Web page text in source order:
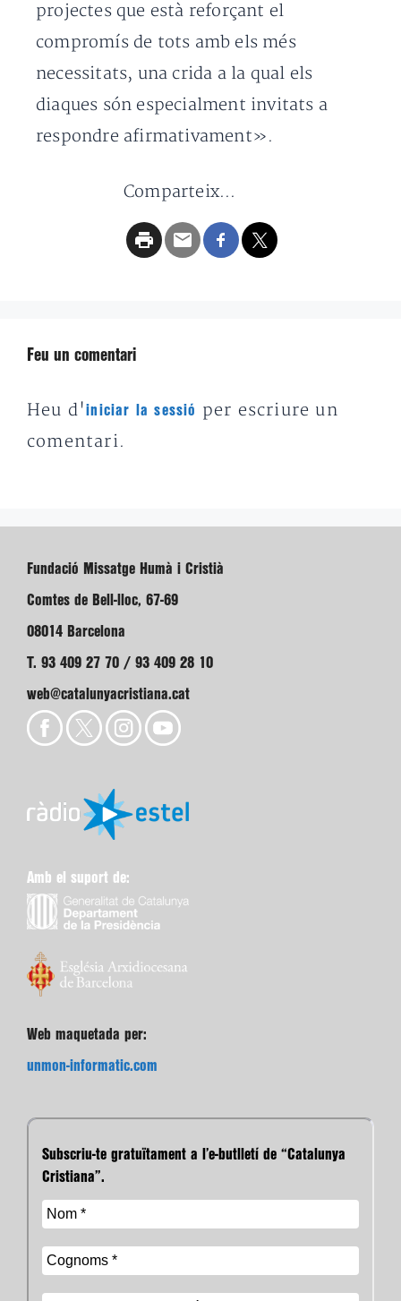
projectes que està reforçant el
compromís de tots amb els més
necessitats, una crida a la qual els
diaques són especialment invitats a
respondre afirmativament».
Comparteix...
Feu un comentari
Heu d'iniciar la sessió
per escriure un
comentari.
Fundació Missatge Humà i Cristià
Comtes de Bell-lloc, 67-69
08014 Barcelona
T. 93 409 27 70 / 93 409 28 10
web@catalunyacristiana.cat
Amb el suport de:
Web maquetada per:
unmon-informatic.com
Subscriu-te gratuïtament a l’e-butlletí de “Catalunya
Cristiana”.